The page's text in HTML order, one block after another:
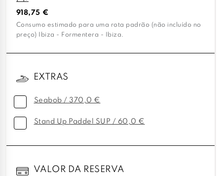
918,75 €
Consumo estimado para uma rota padrão (não incluído no
preço) Ibiza - Formentera - Ibiza.
EXTRAS
Seabob / 370,0 €
Stand Up Paddel SUP / 60,0 €
VALOR DA RESERVA